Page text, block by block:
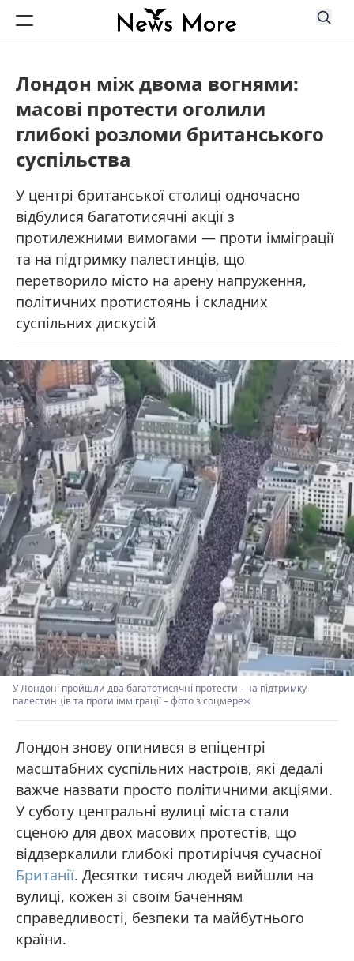
Лондон між двома вогнями:
масові протести оголили
глибокі розломи британського
суспільства
У центрі британської столиці одночасно
відбулися багатотисячні акції з
протилежними вимогами — проти імміграції
та на підтримку палестинців, що
перетворило місто на арену напруження,
політичних протистоянь і складних
суспільних дискусій
У Лондоні пройшли два багатотисячні протести - на підтримку
палестинців та проти імміграції–фото з соцмереж
Лондон знову опинився в епіцентрі
масштабних суспільних настроїв, які дедалі
важче назвати просто політичними акціями.
У суботу центральні вулиці міста стали
сценою для двох масових протестів, що
віддзеркалили глибокі протиріччя сучасної
Британії. Десятки тисяч людей вийшли на
вулиці, кожен зі своїм баченням
справедливості, безпеки та майбутнього
країни.